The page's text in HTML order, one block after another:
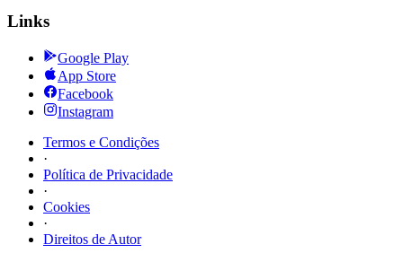
Links
Google Play
App Store
Facebook
Instagram
Termos e Condições
·
Política de Privacidade
·
Cookies
·
Direitos de Autor